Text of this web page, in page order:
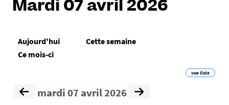
Mardi 07 avril 2026
Aujourd'hui
Cette semaine
Ce mois-ci
vue liste
mardi 07 avril 2026